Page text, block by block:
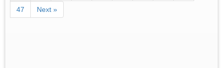
47 Next »